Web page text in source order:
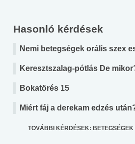
Hasonló kérdések
Nemi betegségek orális szex
Keresztszalag-pótlás De
Bokatörés 15
Miért fáj a derekam edzés
TOVÁBBI KÉRDÉSEK: BETEGSÉGEK